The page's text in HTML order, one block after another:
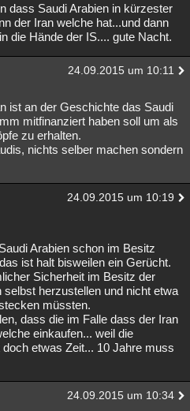
dass Saudi Arabien in kürzester
der Iran welche hat...und dann
die Hände der IS.... gute Nacht.
24.09.2015 um 10:11
ist an der Geschichte das Saudi
mitfinanziert haben soll um als
zu erhalten.
nichts selber machen sondern
24.09.2015 um 10:19
Arabien schon im Besitz
ist halt bisweilen ein Gerücht.
Sicherheit im Besitz der
herzustellen und nicht etwa
müssten.
dass die im Falle dass der Iran
einkaufen... weil die
etwas Zeit... 10 Jahre muss
24.09.2015 um 10:34